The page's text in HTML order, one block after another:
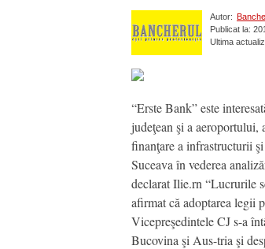
Autor:
Publicat la:
Ultima
“Erste Bank” este
judeţean şi a
finanţare a infrastructurii
Suceava în vederea
declarat Ilie.rn “Lucrurile
afirmat că adoptarea legii
Vicepreşedintele CJ s-a
Bucovina şi Aus-tria şi